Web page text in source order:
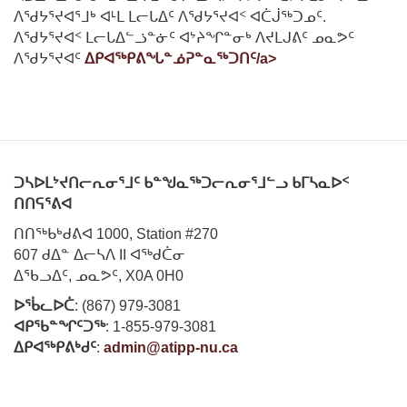
ᐱᖁᔭᕐᔪᐊᕐᒧᒃ ᐊᒻᒪ ᒪᓕᒐᐃᑦ ᐱᖁᔭᕐᔪᐊᑉ ᐊᑖᒎᖅᑐᓄᑦ.
ᐱᖁᔭᕐᔪᐊᑉ ᒪᓕᒐᐃᓪᓘᓐᓃᑦ ᐊᔾᔨᖏᓐᓂᒃ ᐱᔪᒪᒍᕕᑦ ᓄᓇᕗᑦ
ᐱᖁᔭᕐᔪᐊᑦ ᐃᑭᐊᖅᑭᕕᖓᓐᓅᕈᓐᓇᖅᑐᑎᑦ/a>
ᑐᓴᐅᒪᔾᔪᑎᓕᕆᓂᕐᒧᑦ ᑲᓐᖑᓇᖅᑐᓕᕆᓂᕐᒧᓪᓗ ᑲᒥᓴᓇᐅᑉ
ᑎᑎᕋᕐᕕᐊ
ᑎᑎᖅᑲᒃᑯᕕᐊ 1000, Station #270
607 ᑯᐃᓐ ᐃᓕᓴᐱ II ᐊᖅᑯᑖᓂ
ᐃᖃᓗᐃᑦ, ᓄᓇᕗᑦ, X0A 0H0
ᐅᖄᓚᐅᑖ: (867) 979-3081
ᐊᑭᖃᓐᖏᑦᑐᖅ: 1-855-979-3081
ᐃᑭᐊᖅᑭᕕᒃᑯᑦ: admin@atipp-nu.ca